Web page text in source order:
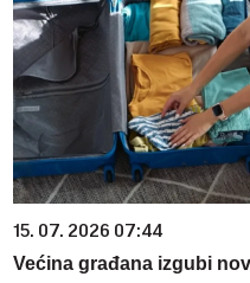
15. 07. 2026 07:44
Većina građana izgubi